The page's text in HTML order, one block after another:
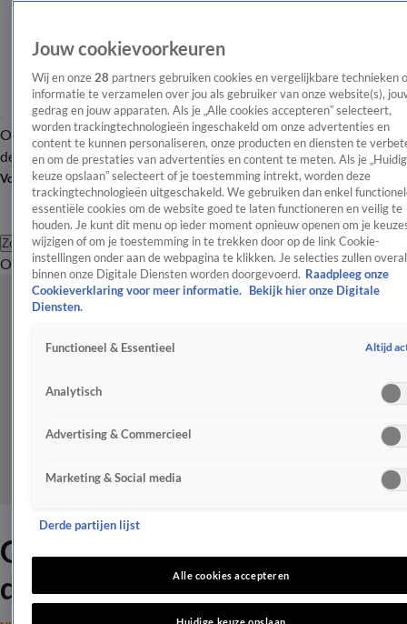
OverzichtAfleveringen Entertainment TV Algemeen
Tip
de redactieNieuwsbrief
Volg Shownieuws
Zoeken
OverzichtEntertainmentSpraakmakendRealityCrimeVideo's
Gigantische liefdesstap voor
dit bekende stel
Jouw cookievoorkeuren
Wij en onze 28 partners gebruiken cookies en vergelijkbare technieken
informatie te verzamelen over jou als gebruiker van onze website(s),
gedrag en jouw apparaten. Als je „Alle cookies accepteren” selecteert,
worden trackingtechnologieën ingeschakeld om onze advertenties en
content te kunnen personaliseren, onze producten en diensten te
en om de prestaties van advertenties en content te meten. Als je
keuze opslaan” selecteert of je toestemming intrekt, worden deze
trackingtechnologieën uitgeschakeld. We gebruiken dan enkel
essentiële cookies om de website goed te laten functioneren en veilig te
houden. Je kunt dit menu op ieder moment opnieuw openen om je
wijzigen of om je toestemming in te trekken door op de link Cookie-
instellingen onder aan de webpagina te klikken. Je selecties zullen overal
binnen onze Digitale Diensten worden doorgevoerd. Raadpleeg onze
Cookieverklaring voor meer informatie.
Bekijk hier onze Digitale
Diensten.
Functioneel & Essentieel Altijd
Analytisch
Advertising & Commercieel
Marketing & Social media
Derde partijen lijst
Alle cookies accepteren
Huidige keuze opslaan